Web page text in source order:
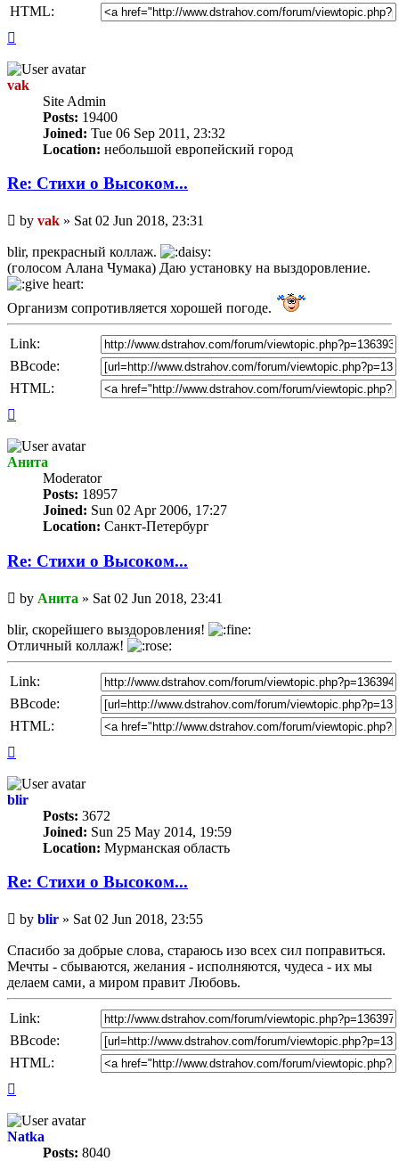
HTML:
vak
Site Admin
Posts: 19400
Joined: Tue 06 Sep 2011, 23:32
Location: небольшой европейский город
Re: Стихи о Высоком...
Unread
post
by vak » Sat 02 Jun 2018, 23:31
blir, прекрасный коллаж.
(голосом Алана Чумака) Даю установку на выздоровление.
Организм сопротивляется хорошей погоде.
Link:
BBcode:
HTML:
Анита
Мoderator
Posts: 18957
Joined: Sun 02 Apr 2006, 17:27
Location: Санкт-Петербург
Re: Стихи о Высоком...
Unread
post
by Анита » Sat 02 Jun 2018, 23:41
blir, скорейшего выздоровления!
Отличный коллаж!
Link:
BBcode:
HTML:
blir
Posts: 3672
Joined: Sun 25 May 2014, 19:59
Location: Мурманская область
Re: Стихи о Высоком...
Unread
post
by blir » Sat 02 Jun 2018, 23:55
Спасибо за добрые слова, стараюсь изо всех сил поправиться.
Мечты - сбываются, желания - исполняются, чудеса - их мы
делаем сами, а миром правит Любовь.
Link:
BBcode:
HTML:
Natka
Posts: 8040